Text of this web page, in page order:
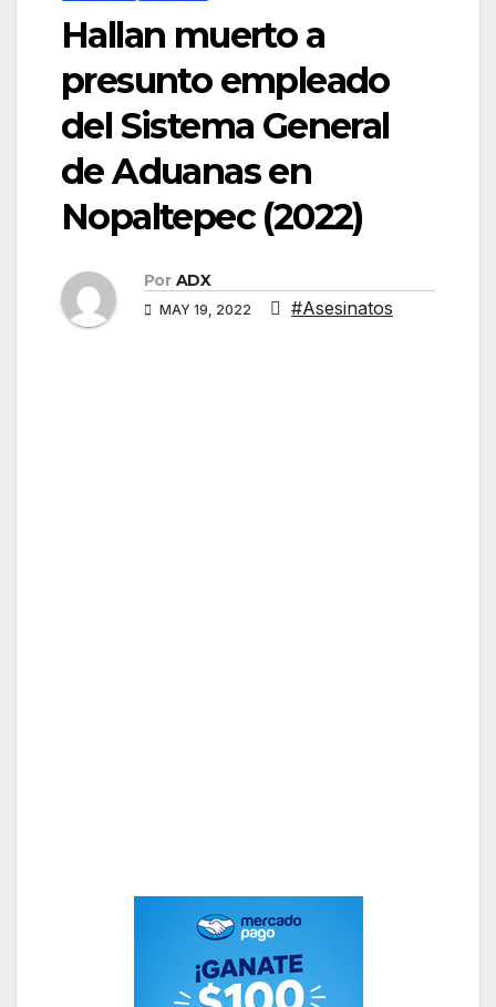
Hallan muerto a
presunto empleado
del Sistema General
de Aduanas en
Nopaltepec (2022)
Por ADX
MAY 19, 2022 #Asesinatos